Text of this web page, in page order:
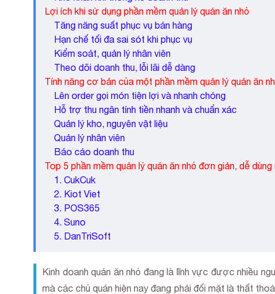
Lợi ích khi sử dụng phần mềm quản lý quán ăn nhỏ
Tăng năng suất phục vụ bán hàng
Hạn chế tối đa sai sót khi phục vụ
Kiểm soát, quản lý nhân viên
Theo dõi doanh thu, lỗi lãi dễ dàng
Tính năng cơ bản của một phần mềm quản lý quán ăn
Lên order gọi món tiện lợi và nhanh chóng
Hỗ trợ thu ngân tính tiền nhanh và chuẩn xác
Quản lý kho, nguyên vật liệu
Quản lý nhân viên
Báo cáo doanh thu
Top 5 phần mềm quản lý quán ăn nhỏ đơn giản, dễ dùng
1. CukCuk
2. Kiot Viet
3. POS365
4. Suno
5. DanTriSoft
Kinh doanh quán ăn nhỏ đang là lĩnh vực được nhiều
mà các chủ quán hiện nay đang phải đối mặt là thất